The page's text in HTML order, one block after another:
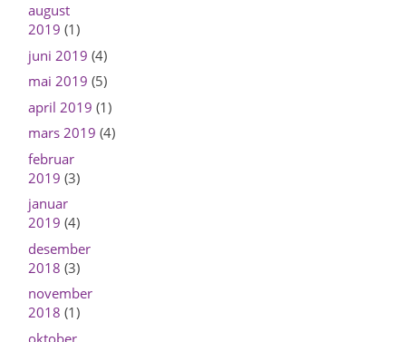
august
2019 (1)
juni 2019 (4)
mai 2019 (5)
april 2019 (1)
mars 2019 (4)
februar
2019 (3)
januar
2019 (4)
desember
2018 (3)
november
2018 (1)
oktober